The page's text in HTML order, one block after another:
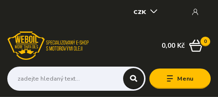
Menu
CZK
0
0,00 Kč